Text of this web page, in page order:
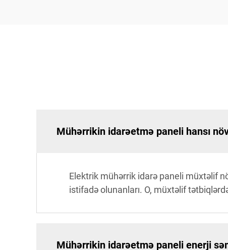
Mühərrikin idarəetmə paneli hansı
Elektrik mühərrik idarə paneli müxtəlif
istifadə olunanları. O, müxtəlif
Mühərrikin idarəetmə paneli enerji